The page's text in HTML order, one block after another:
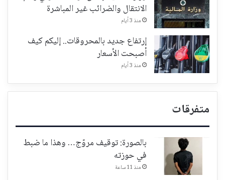
الانتقال والضرائب غير المباشرة
منذ 3 أيام
إرتفاع جديد بالمحروقات.. إليكم كيف
أصبحت الأسعار
منذ 3 أيام
متفرقات
بالصورة: توقيف مروّج… وهذا ما ضبط
في حوزته
منذ 11 ساعة